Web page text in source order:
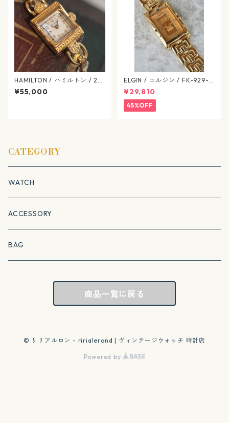
HAMILTON / ハミルトン / 28
0.002 / H31.231.113 / アメリ
カン クラシック / マザーオブ
¥55,000
ELGIN / エルジン / FK-929-C
ゴールド / 638-07-elgin
¥29,810
45%OFF
CATEGORY
WATCH
ACCESSORY
BAG
商品一覧に戻る
© リリアルロン - ririalerond | ヴィンテージウォッチ 時計店
Powered by